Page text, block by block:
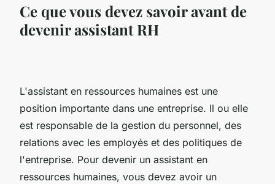
Ce que vous devez savoir avant de
devenir assistant RH
L'assistant en ressources humaines est une
position importante dans une entreprise. Il ou elle
est responsable de la gestion du personnel, des
relations avec les employés et des politiques de
l'entreprise. Pour devenir un assistant en
ressources humaines, vous devez avoir un